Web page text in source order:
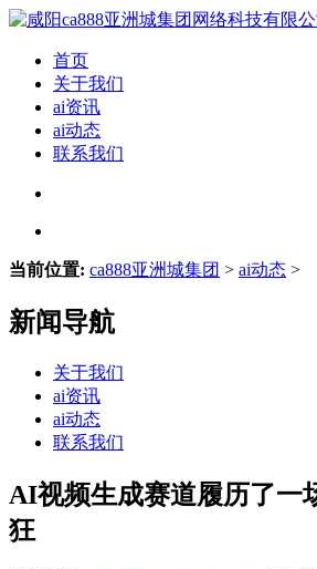
首页
关于我们
ai资讯
ai动态
联系我们
当前位置: ca888亚洲城集团 > ai动态 >
新闻导航
关于我们
ai资讯
ai动态
联系我们
AI视频生成赛道履历了一
狂